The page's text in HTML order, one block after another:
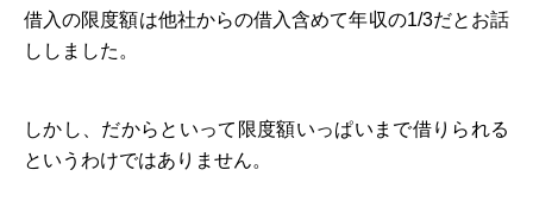
借入の限度額は他社からの借入含めて年収の1/3だとお話
ししました。
しかし、だからといって限度額いっぱいまで借りられる
というわけではありません。